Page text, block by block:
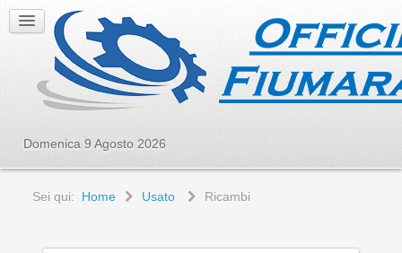
Domenica 9 Agosto 2026
Sei qui: Home Usato Ricambi